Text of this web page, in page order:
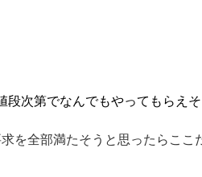
次第でなんでもやってもらえそ
を全部満たそうと思ったらこ